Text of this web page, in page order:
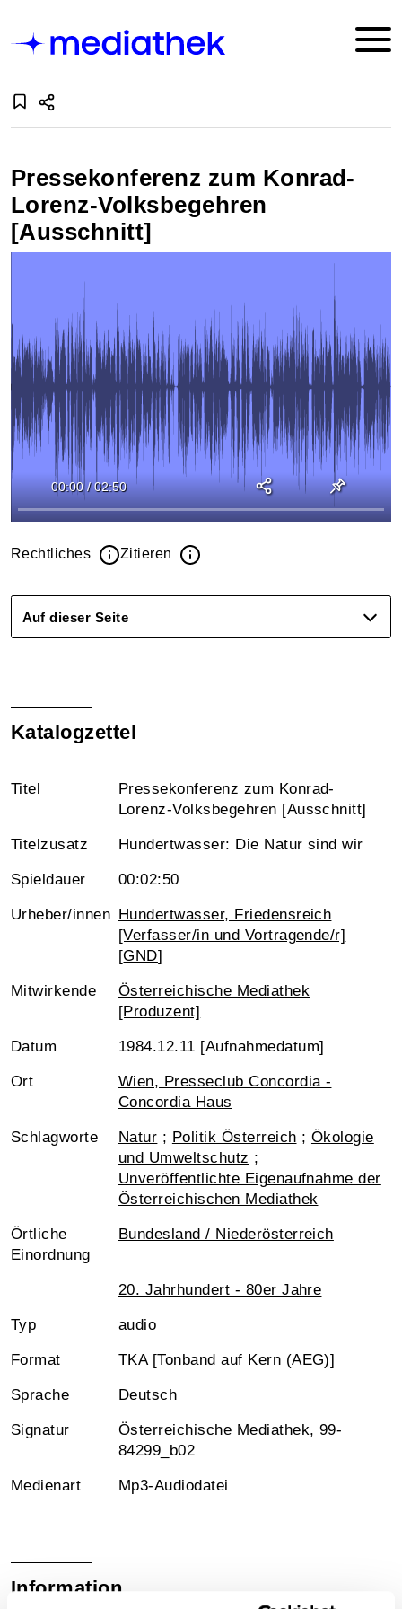
Pressekonferenz zum Konrad-
Lorenz-Volksbegehren
[Ausschnitt]
00:00 / 02:50
Rechtliches Zitieren
Auf dieser Seite
Katalogzettel
Titel
Pressekonferenz zum Konrad-
Lorenz-Volksbegehren [Ausschnitt]
Titelzusatz Hundertwasser: Die Natur sind wir
Spieldauer 00:02:50
Urheber/innen Hundertwasser, Friedensreich
[Verfasser/in und Vortragende/r]
[GND]
Mitwirkende
Österreichische Mediathek
[Produzent]
Datum 1984.12.11 [Aufnahmedatum]
Ort
Wien, Presseclub Concordia -
Concordia Haus
Schlagworte Natur ; Politik Österreich ; Ökologie
und Umweltschutz ;
Unveröffentlichte Eigenaufnahme der
Österreichischen Mediathek
Örtliche
Einordnung
Bundesland / Niederösterreich
20. Jahrhundert - 80er Jahre
Typ audio
Format TKA [Tonband auf Kern (AEG)]
Sprache Deutsch
Signatur
Österreichische Mediathek, 99-
84299_b02
Medienart Mp3-Audiodatei
Information